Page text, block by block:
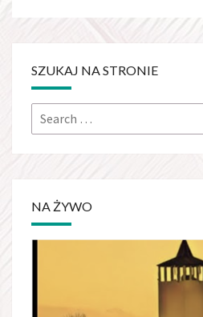
SZUKAJ NA STRONIE
Search
for:
NA ŻYWO